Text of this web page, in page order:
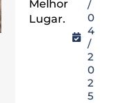
Melhor
Lugar.
/
0
4
/
2
0
2
5